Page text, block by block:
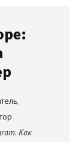
Как